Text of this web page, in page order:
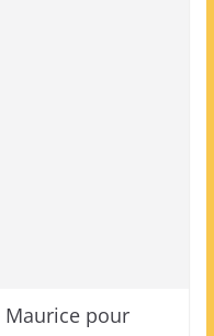
Maurice pour